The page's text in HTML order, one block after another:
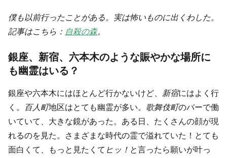
僕も以前行ったことがある。実は怖いものに出くわした。
記事はこちら： 自殺の森。
銀座、新宿、六本木のような賑やかな場所に
も幽霊はいる？
銀座や六本木にはほとんど行かないけど、 新宿にはよく行
く。
百人町地区はとても幽霊が多い。 歌舞伎町のバーで働
いていて、大きな鏡があった。ある日、たくさんの顔が現
れるのを見た。さまざまな時代の霊で溢れていた！とても
面白くて、もっと見たくて ヒッ！ と言ったら願いが叶っ